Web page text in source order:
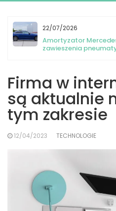
22/07/2026
Amortyzator
zawieszenia
Firma w
są aktualnie
tym zakresie
12/04/2023 TECHNOLOGIE